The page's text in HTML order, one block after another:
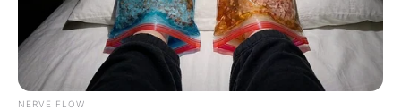
Hasil Renovasi Rumah Berusia
90 Tahun
NERVE FLOW